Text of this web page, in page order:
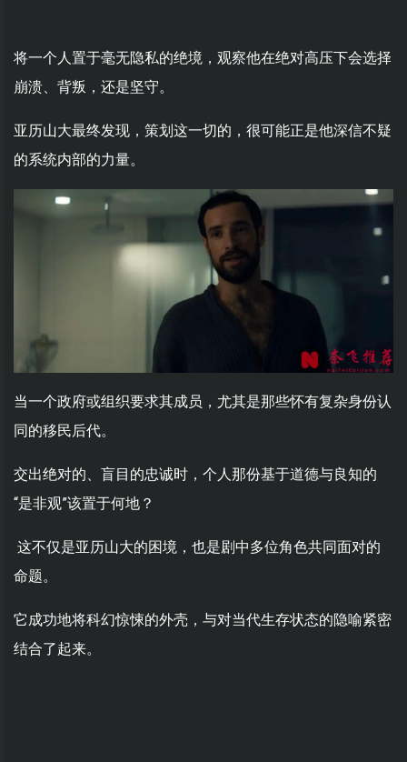
将一个人置于毫无隐私的绝境，观察他在绝对高压下会选择
崩溃、背叛，还是坚守。
亚历山大最终发现，策划这一切的，很可能正是他深信不疑
的系统内部的力量。
当一个政府或组织要求其成员，尤其是那些怀有复杂身份认
同的移民后代。
交出绝对的、盲目的忠诚时，个人那份基于道德与良知的
“是非观”该置于何地？
这不仅是亚历山大的困境，也是剧中多位角色共同面对的
命题。
它成功地将科幻惊悚的外壳，与对当代生存状态的隐喻紧密
结合了起来。